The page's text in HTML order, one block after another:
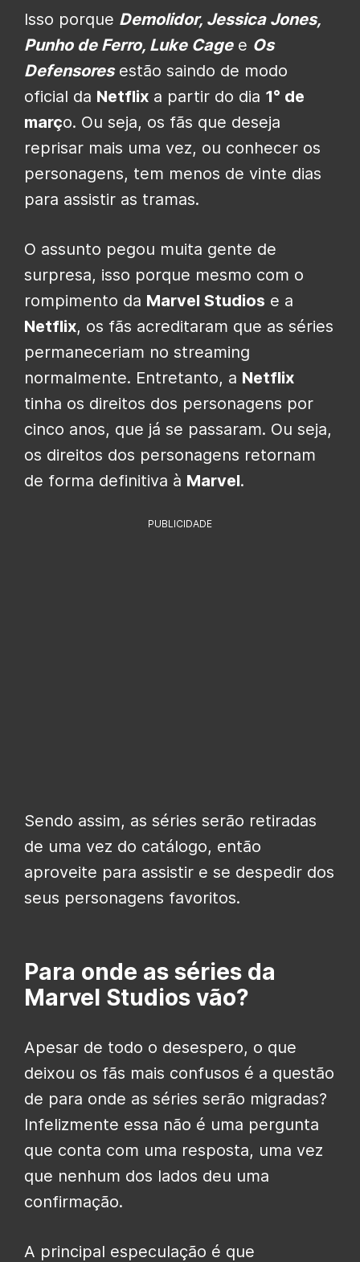
Isso porque Demolidor, Jessica Jones,
Punho de Ferro, Luke Cagee Os
Defensoresestão saindo de modo
oficial da Netflix a partir do dia 1° de
março. Ou seja, os fãs que deseja
reprisar mais uma vez, ou conhecer os
personagens, tem menos de vinte dias
para assistir as tramas.
O assunto pegou muita gente de
surpresa, isso porque mesmo com o
rompimento da Marvel Studios e a
Netflix, os fãs acreditaram que as séries
permaneceriam no streaming
normalmente. Entretanto, a Netflix
tinha os direitos dos personagens por
cinco anos, que já se passaram. Ou seja,
os direitos dos personagens retornam
de forma definitiva à Marvel.
PUBLICIDADE
Sendo assim, as séries serão retiradas
de uma vez do catálogo, então
aproveite para assistir e se despedir dos
seus personagens favoritos.
Para onde as séries da
Marvel Studios vão?
Apesar de todo o desespero, o que
deixou os fãs mais confusos é a questão
de para onde as séries serão migradas?
Infelizmente essa não é uma pergunta
que conta com uma resposta, uma vez
que nenhum dos lados deu uma
confirmação.
A principal especulação é que